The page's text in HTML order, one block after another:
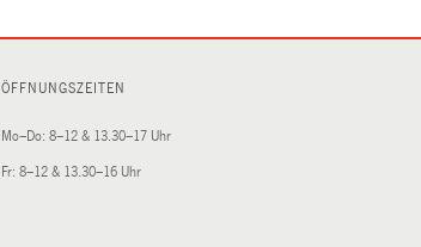
ÖFFNUNGSZEITEN
Mo–Do: 8–12 & 13.30–17 Uhr
Fr: 8–12 & 13.30–16 Uhr